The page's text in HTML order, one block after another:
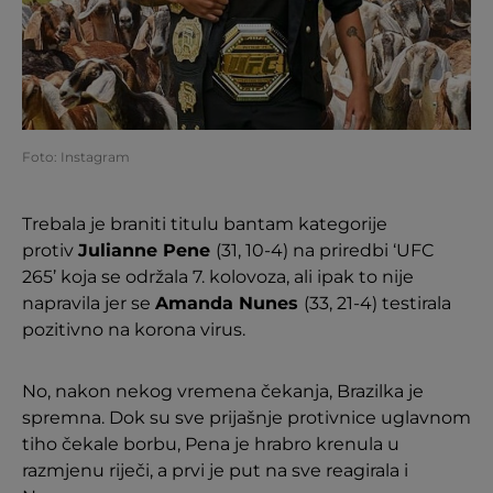
Foto: Instagram
Trebala je braniti titulu bantam kategorije
protiv Julianne Pene (31, 10-4) na priredbi ‘UFC
265’ koja se održala 7. kolovoza, ali ipak to nije
napravila jer se Amanda Nunes (33, 21-4) testirala
pozitivno na korona virus.
No, nakon nekog vremena čekanja, Brazilka je
spremna. Dok su sve prijašnje protivnice uglavnom
tiho čekale borbu, Pena je hrabro krenula u
razmjenu riječi, a prvi je put na sve reagirala i